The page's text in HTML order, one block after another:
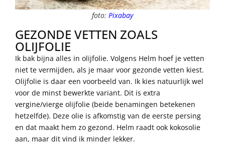
foto: Pixabay
GEZONDE VETTEN ZOALS
OLIJFOLIE
Ik bak bijna alles in olijfolie. Volgens Helm hoef je vetten
niet te vermijden, als je maar voor gezonde vetten kiest.
Olijfolie is daar een voorbeeld van. Ik kies natuurlijk wel
voor de minst bewerkte variant. Dit is extra
vergine/vierge olijfolie (beide benamingen betekenen
hetzelfde). Deze olie is afkomstig van de eerste persing
en dat maakt hem zo gezond. Helm raadt ook kokosolie
aan, maar dit vind ik minder lekker.